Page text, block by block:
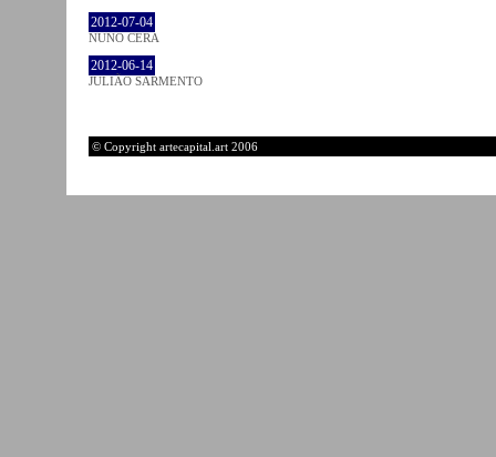
2012-07-04
NUNO CERA
2012-06-14
JULIÃO SARMENTO
© Copyright artecapital.art 2006